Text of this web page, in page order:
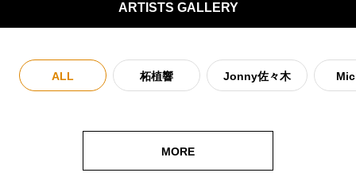
ARTISTS GALLERY
ALL 柘植響 Jonny佐々木
MORE